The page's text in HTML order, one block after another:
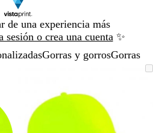
de una experiencia más
sesión o crea una cuenta ✨
Gorras y gorrosGorras
mínimo
para
expandir
teclas